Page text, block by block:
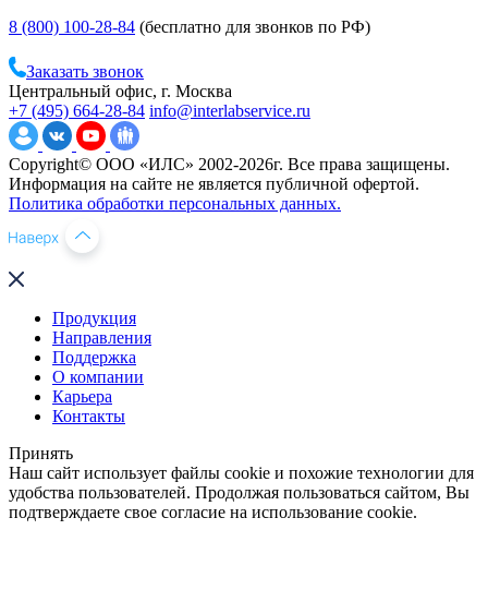
8 (800) 100-28-84 (бесплатно для звонков по РФ)
Заказать звонок
Центральный офис, г. Москва
+7 (495) 664-28-84 info@interlabservice.ru
Copyright© ООО «ИЛС» 2002-2026г. Все права защищены.
Информация на сайте не является публичной офертой.
Политика обработки персональных данных.
Продукция
Направления
Поддержка
О компании
Карьера
Контакты
Принять
Наш сайт использует файлы cookie и похожие технологии для
удобства пользователей. Продолжая пользоваться сайтом, Вы
подтверждаете свое согласие на использование cookie.